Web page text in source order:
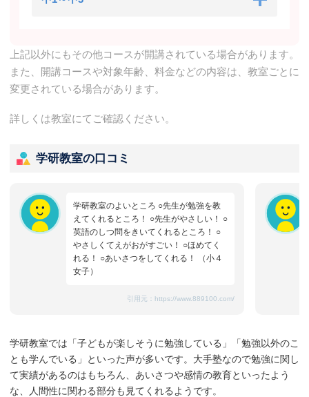
上記以外にもその他コースが開講されている場合があります。
また、開講コースや対象年齢、料金などの内容は、教室ごとに
変更されている場合があります。
詳しくは教室にてご確認ください。
学研教室の口コミ
学研教室のよいところ ○先生が勉強を教
えてくれるところ！ ○先生がやさしい！ ○
英語のしつ問をきいてくれるところ！ ○
やさしくてえがおがすごい！ ○ほめてく
れる！ ○あいさつをしてくれる！ （小４
女子）
引用元： https://www.889100.com/
学研教室では「子どもが楽しそうに勉強している」「勉強以外のこ
とも学んでいる」といった声が多いです。大手塾なので勉強に関し
て実績があるのはもちろん、あいさつや感情の教育といったよう
な、人間性に関わる部分も見てくれるようです。